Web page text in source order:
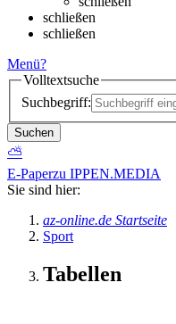
schließen
schließen
Menü?
Volltextsuche
Suchbegriff:
Suchen
⛅
E-Paperzu IPPEN.MEDIA
Sie sind hier:
az-online.de Startseite
Sport
Tabellen